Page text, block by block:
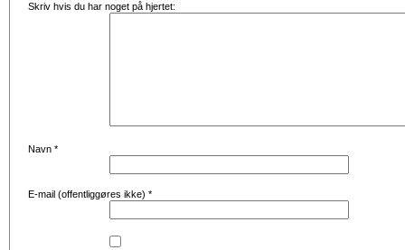
Skriv hvis du har noget på hjertet:
Navn *
E-mail (offentliggøres ikke) *